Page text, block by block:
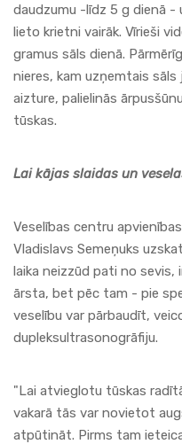
daudzumu -līdz 5 g dienā -
lieto krietni vairāk. Vīrieši
gramus sāls dienā.
nieres, kam uzņemtais
aizture, palielinās
tūskas.
Lai kājas slaidas un
Veselības centru apvienības
Vladislavs Semeņuks
laika neizzūd pati no sevis,
ārsta, bet pēc tam - pie
veselību var pārbaudīt,
dupleksultrasonogrāfiju.
"Lai atvieglotu tūskas
vakarā tās var novietot
atpūtināt. Pirms tam